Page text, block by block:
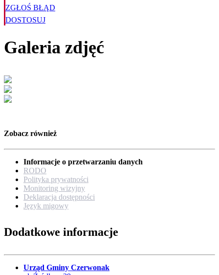
ZGŁOŚ BŁĄD
DOSTOSUJ
Galeria zdjęć
Zobacz również
Informacje o przetwarzaniu danych
RODO
Polityka prywatności
Monitoring wizyjny
Deklaracja dostępności
Język migowy
Dodatkowe informacje
Urząd Gminy Czerwonak